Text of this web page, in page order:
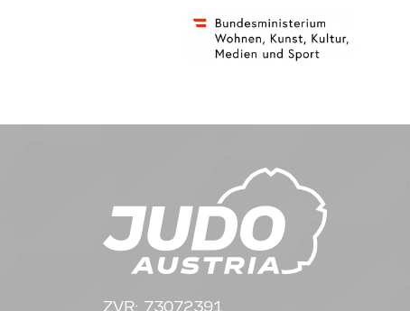
ZVR: 73072391